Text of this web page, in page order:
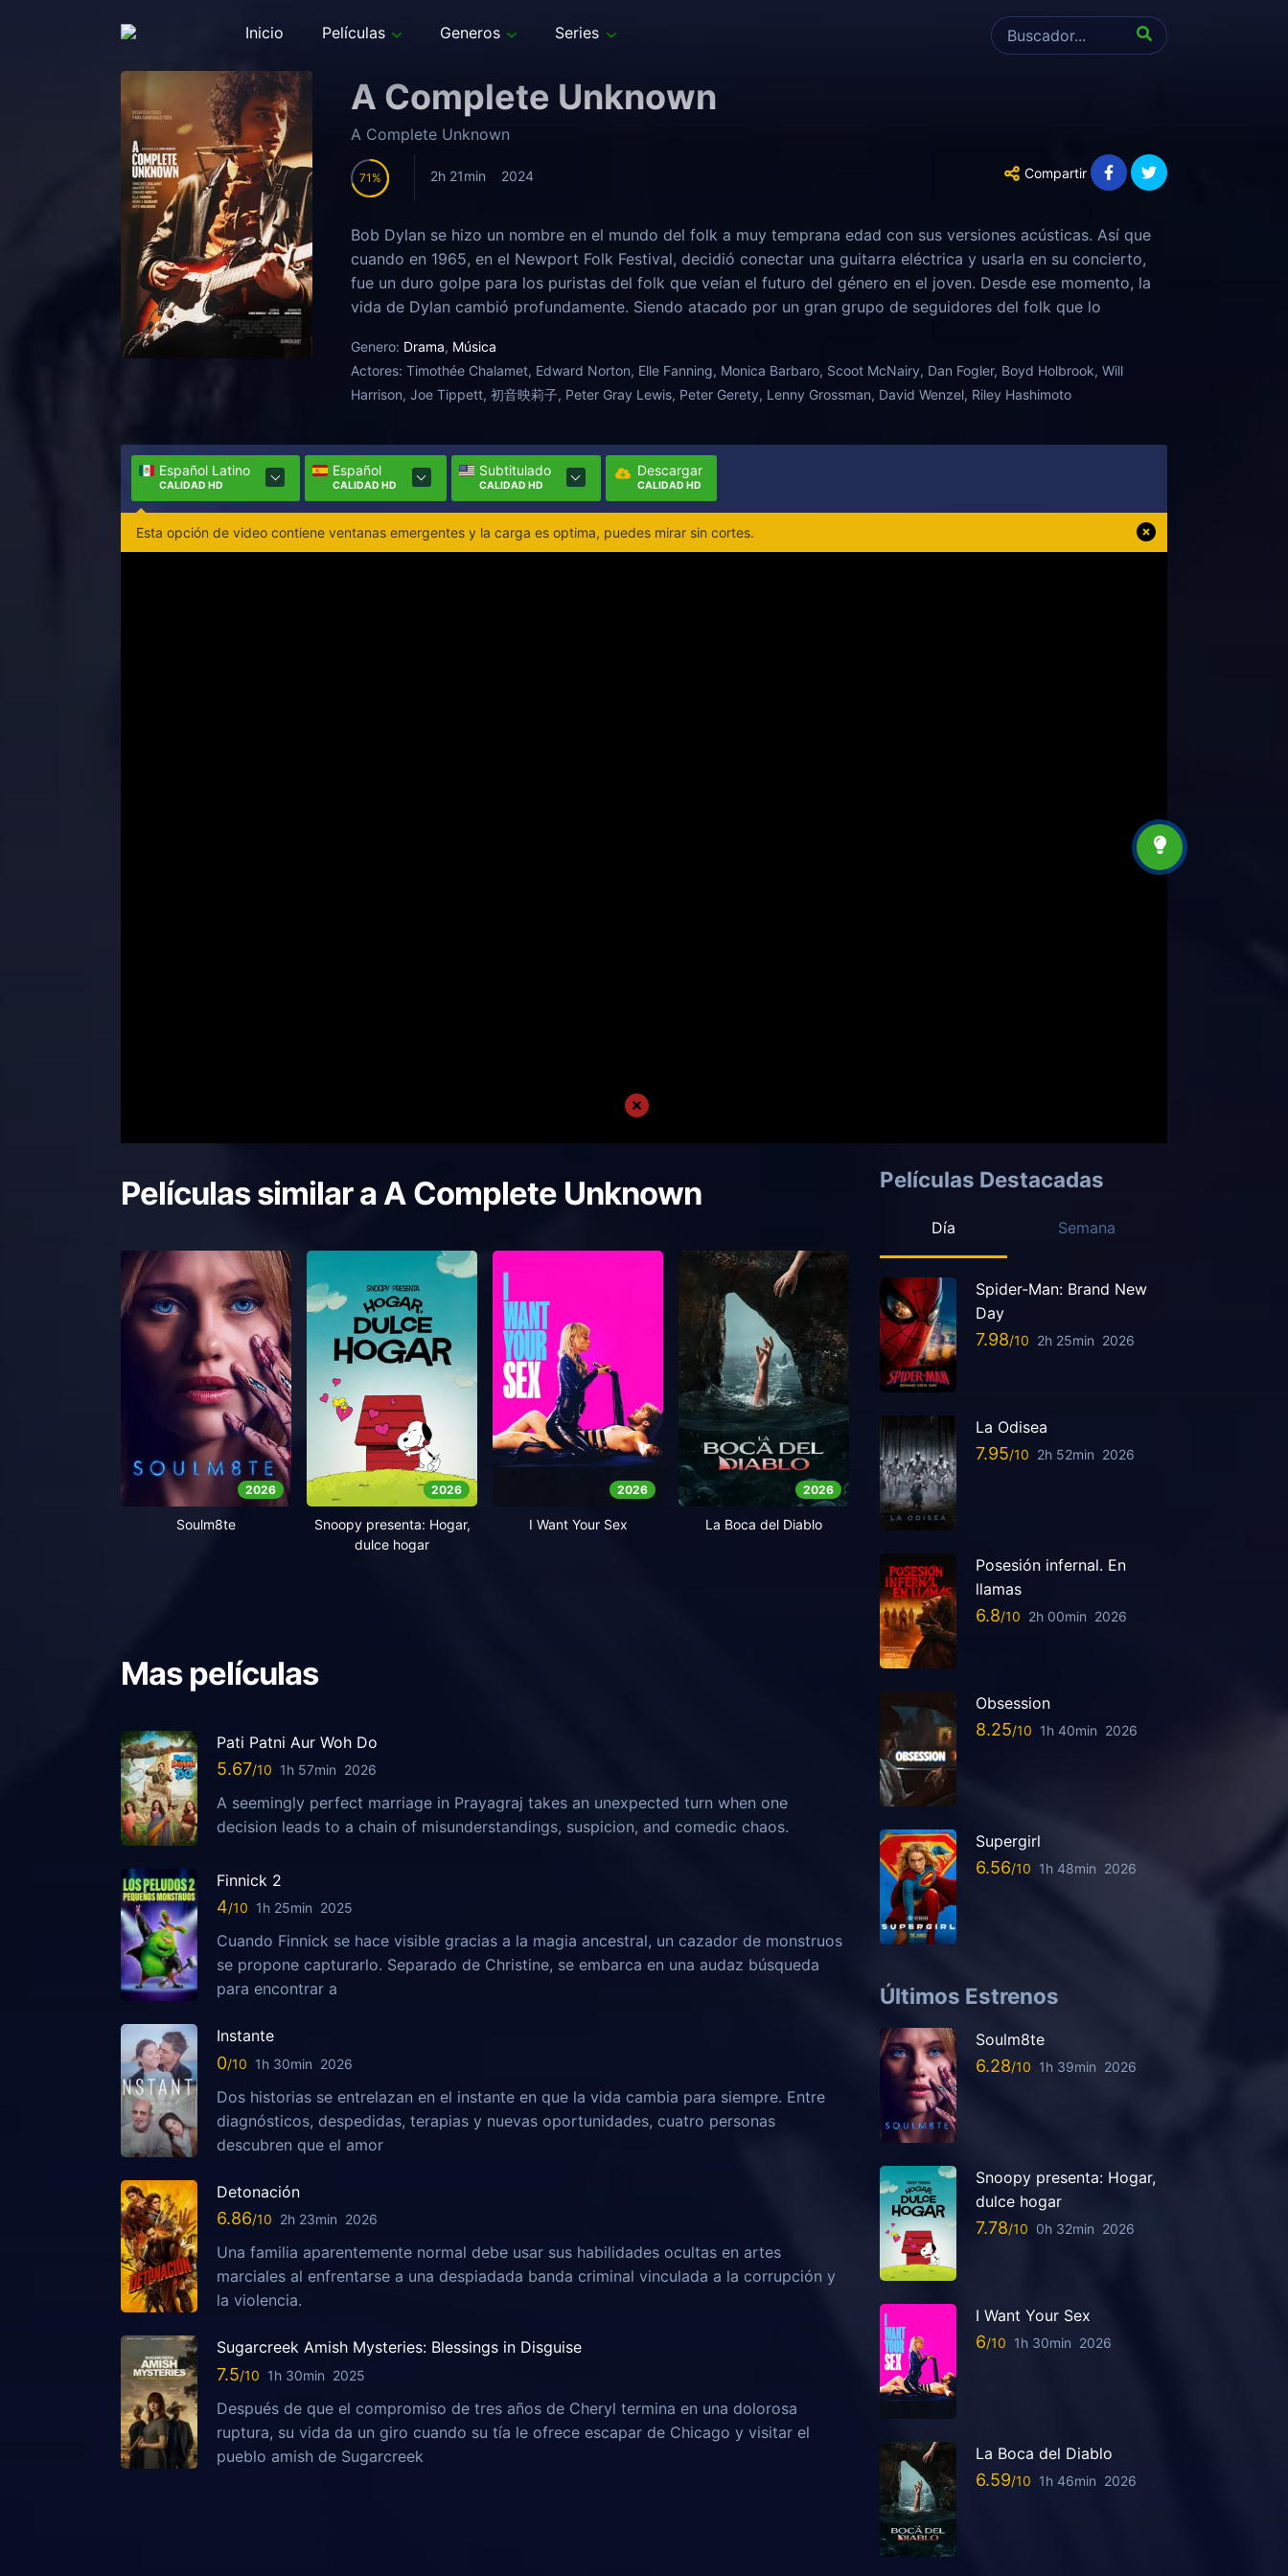
Inicio Películas Generos Series
A Complete Unknown
A Complete Unknown
71 2h 21min 2024 Compartir
Bob Dylan se hizo un nombre en el mundo del folk a muy temprana edad con sus versiones acústicas. Así que
cuando en 1965, en el Newport Folk Festival, decidió conectar una guitarra eléctrica y usarla en su concierto,
fue un duro golpe para los puristas del folk que veían el futuro del género en el joven. Desde ese momento, la
vida de Dylan cambió profundamente. Siendo atacado por un gran grupo de seguidores del folk que lo
como un músico independiente y fue el comienzo de la voz de una generación.
Genero: Drama, Música
Actores: Timothée Chalamet, Edward Norton, Elle Fanning, Monica Barbaro, Scoot McNairy, Dan Fogler, Boyd Holbrook, Will
Harrison, Joe Tippett, 初音映莉子, Peter Gray Lewis, Peter Gerety, Lenny Grossman, David Wenzel, Riley Hashimoto
Español Latino
CALIDAD HD
Español
CALIDAD HD
Subtitulado
CALIDAD HD
Descargar
CALIDAD HD
Esta opción de video contiene ventanas emergentes y la carga es optima, puedes mirar sin cortes.
Películas similar a A Complete Unknown
2026
Soulm8te
2026
Snoopy presenta: Hogar,
dulce hogar
2026
I Want Your Sex
2026
La Boca del Diablo
Mas películas
Pati Patni Aur Woh Do
5.67 1h 57min 2026
A seemingly perfect marriage in Prayagraj takes an unexpected turn when one
decision leads to a chain of misunderstandings, suspicion, and comedic chaos.
Finnick 2
4 1h 25min 2025
Cuando Finnick se hace visible gracias a la magia ancestral, un cazador de monstruos
se propone capturarlo. Separado de Christine, se embarca en una audaz búsqueda
para encontrar a
Instante
0 1h 30min 2026
Dos historias se entrelazan en el instante en que la vida cambia para siempre. Entre
diagnósticos, despedidas, terapias y nuevas oportunidades, cuatro personas
descubren que el amor
Detonación
6.86 2h 23min 2026
Una familia aparentemente normal debe usar sus habilidades ocultas en artes
marciales al enfrentarse a una despiadada banda criminal vinculada a la corrupción y
la violencia.
Sugarcreek Amish Mysteries: Blessings in Disguise
7.5 1h 30min 2025
Después de que el compromiso de tres años de Cheryl termina en una dolorosa
ruptura, su vida da un giro cuando su tía le ofrece escapar de Chicago y visitar el
pueblo amish de Sugarcreek
Películas Destacadas
Día Semana
Spider-Man: Brand New
Day
7.98 2h 25min 2026
La Odisea
7.95 2h 52min 2026
Posesión infernal. En
llamas
6.8 2h 00min 2026
Obsession
8.25 1h 40min 2026
Supergirl
6.56 1h 48min 2026
Últimos Estrenos
Soulm8te
6.28 1h 39min 2026
Snoopy presenta: Hogar,
dulce hogar
7.78 0h 32min 2026
I Want Your Sex
6 1h 30min 2026
La Boca del Diablo
6.59 1h 46min 2026